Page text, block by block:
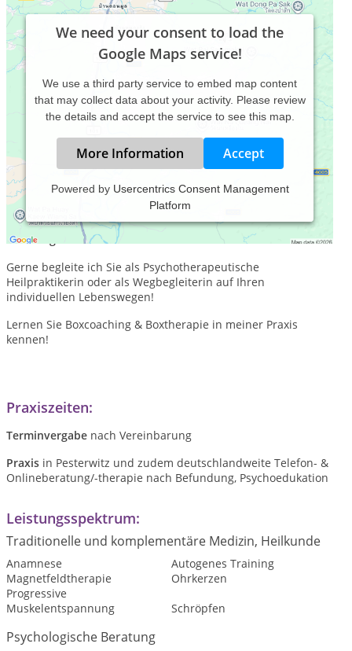
We need your consent to load the
Google Maps service!
We use a third party service to embed map content
that may collect data about your activity. Please review
the details and accept the service to see this map.
More Information Accept
Powered by Usercentrics Consent Management
Platform
Gesprächspsychotherapie, Entspannungs- &
Relilienztherapie / Lebensberatung / Praxisberatung /
Coaching
Gerne begleite ich Sie als Psychotherapeutische
Heilpraktikerin oder als Wegbegleiterin auf Ihren
individuellen Lebenswegen!
Lernen Sie Boxcoaching & Boxtherapie in meiner Praxis
kennen!
Praxiszeiten:
Terminvergabe nach Vereinbarung
Praxis in Pesterwitz und zudem deutschlandweite Telefon- &
Onlineberatung/-therapie nach Befundung, Psychoedukation
Leistungsspektrum:
Traditionelle und komplementäre Medizin, Heilkunde
Anamnese
Autogenes Training
Magnetfeldtherapie
Ohrkerzen
Progressive
Muskelentspannung
Schröpfen
Psychologische Beratung